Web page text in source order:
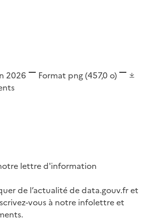
2026 Format png(457,0 o)
lettre d'information
de l’actualité de data.gouv.fr et
vous à notre infolettre et